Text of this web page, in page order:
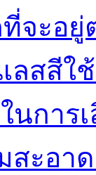
จะอยู่
ลสสีใ
นการ
ะอา